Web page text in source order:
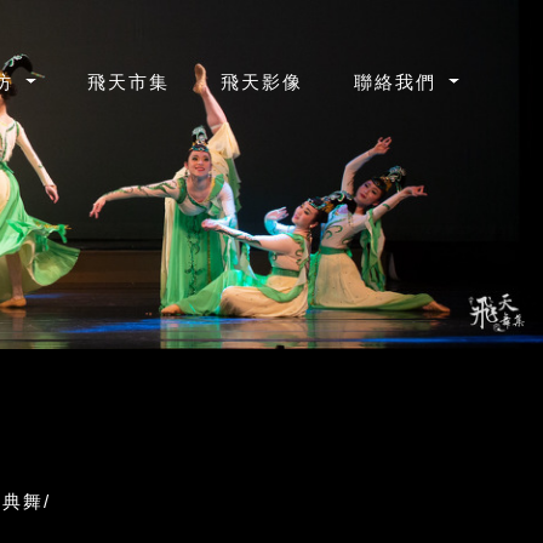
飛天市集 飛天影像 聯絡我們
舞/